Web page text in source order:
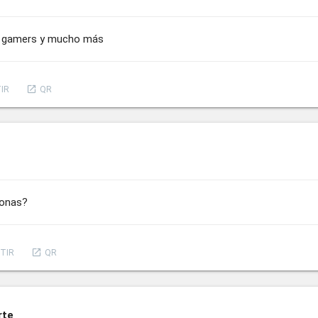
y mucho más
launch QR
launch QR